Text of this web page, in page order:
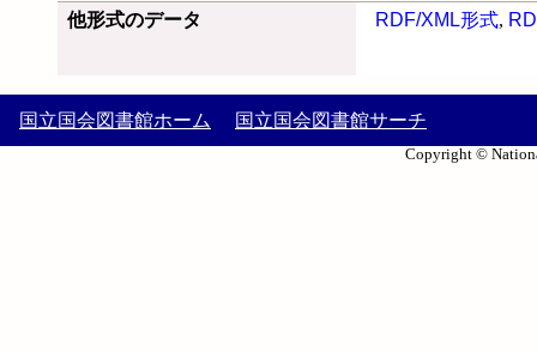
他形式のデータ RDF/XML形式,
国立国会図書館ホーム 国立国会図書館サーチ
Copyright ©